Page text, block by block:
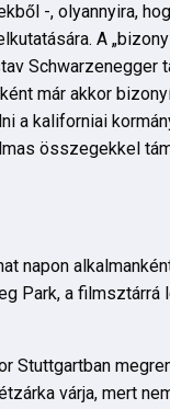
-, olyannyira,
A
Schwarzenegger
már akkor
a kaliforniai
összegekkel
napon
Park, a filmsztárrá
Stuttgartban
várja, mert